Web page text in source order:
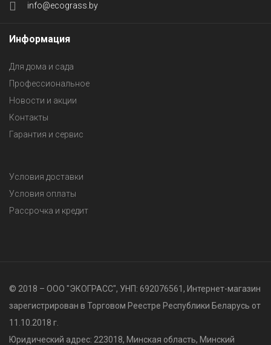
info@ecograss.by
Информация
Для дома и сада
Профессиональное
Новости и акции
Контакты
Гарантия и сервис
Условия доставки
Условия оплаты
Рассрочка и кредит
© 2018 – ООО "ЭКОГРАСС", УНП: 692076561, Интернет-магазин
зарегистрирован в Торговом Реестре Республики Беларусь от
11.10.2018 г.
Юридический адрес: 223018, Минская область, Минский